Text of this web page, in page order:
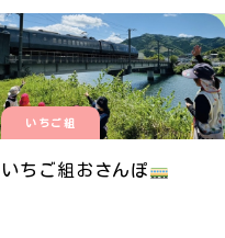
いちご組
いちご組おさんぽ